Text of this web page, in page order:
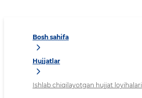
Bosh sahifa
Hujjatlar
Ishlab chiqilayotgan hujjat loyihalari